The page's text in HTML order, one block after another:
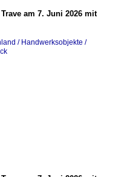
am 7. Juni 2026 mit
/ Handwerksobjekte /